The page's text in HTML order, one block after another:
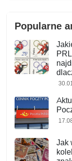
Popularne
Jak